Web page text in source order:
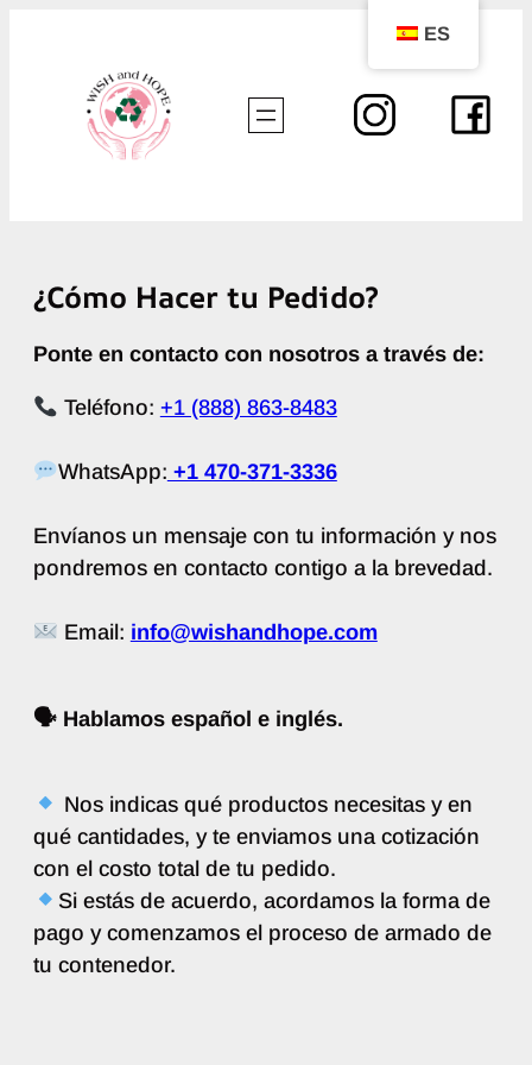
contenido
¿Cómo Hacer tu Pedido?
Ponte en contacto con nosotros a través de:
Teléfono: +1 (888) 863-8483
WhatsApp: +1 470-371-3336
Envíanos un mensaje con tu información y nos
pondremos en contacto contigo a la brevedad.
Email: info@wishandhope.com
🗣 Hablamos español e inglés.
Nos indicas qué productos necesitas y en
qué cantidades, y te enviamos una cotización
con el costo total de tu pedido.
Si estás de acuerdo, acordamos la forma de
pago y comenzamos el proceso de armado de
tu contenedor.
ES